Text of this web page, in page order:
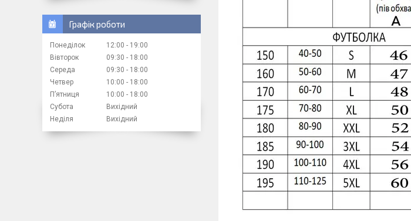
Графік роботи
Понеділок 12:00
19:00
Вівторок
09:30
18:00
Середа
09:30
18:00
Четвер
10:00
18:00
Пʼятниця
10:00
18:00
Субота
Вихідний
Неділя
Вихідний